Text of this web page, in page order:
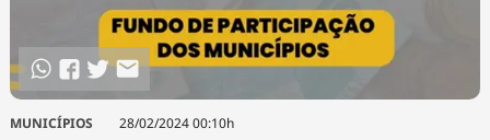
MUNICÍPIOS 28/02/2024 00:10h